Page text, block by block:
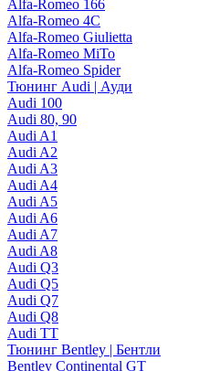
Alfa-Romeo 166
Alfa-Romeo 4C
Alfa-Romeo Giulietta
Alfa-Romeo MiTo
Alfa-Romeo Spider
Тюнинг Audi | Ауди
Audi 100
Audi 80, 90
Audi A1
Audi A2
Audi A3
Audi A4
Audi A5
Audi A6
Audi A7
Audi A8
Audi Q3
Audi Q5
Audi Q7
Audi Q8
Audi TT
Тюнинг Bentley | Бентли
Bentley Continental GT